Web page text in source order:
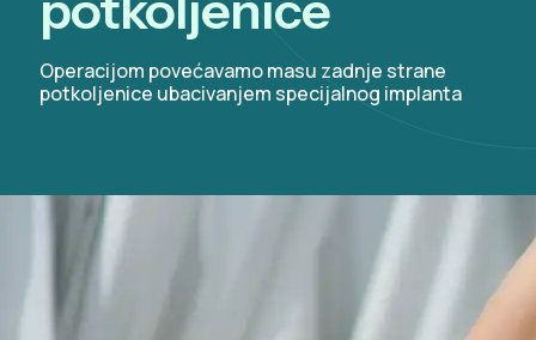
Operacijom povećavamo masu zadnje strane
potkoljenice ubacivanjem specijalnog implanta